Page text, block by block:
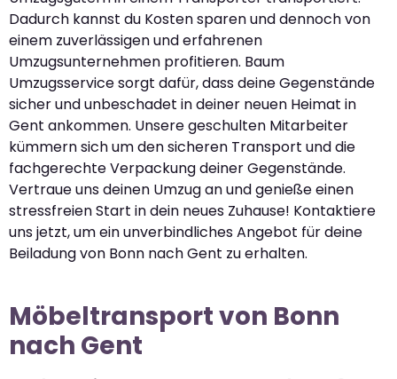
Dadurch kannst du Kosten sparen und dennoch von
einem zuverlässigen und erfahrenen
Umzugsunternehmen profitieren. Baum
Umzugsservice sorgt dafür, dass deine Gegenstände
sicher und unbeschadet in deiner neuen Heimat in
Gent ankommen. Unsere geschulten Mitarbeiter
kümmern sich um den sicheren Transport und die
fachgerechte Verpackung deiner Gegenstände.
Vertraue uns deinen Umzug an und genieße einen
stressfreien Start in dein neues Zuhause! Kontaktiere
uns jetzt, um ein unverbindliches Angebot für deine
Beiladung von Bonn nach Gent zu erhalten.
Möbeltransport von Bonn
nach Gent